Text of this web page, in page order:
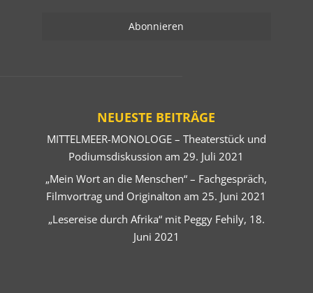
NEUESTE BEITRÄGE
MITTELMEER-MONOLOGE – Theaterstück und
Podiumsdiskussion am 29. Juli 2021
„Mein Wort an die Menschen“ – Fachgespräch,
Filmvortrag und Originalton am 25. Juni 2021
„Lesereise durch Afrika“ mit Peggy Fehily, 18.
Juni 2021